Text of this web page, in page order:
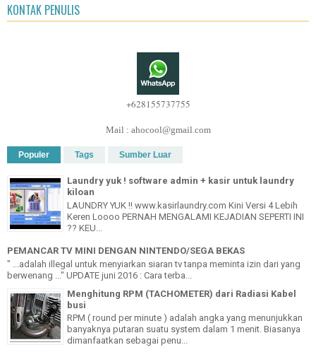
KONTAK PENULIS
+628155737755
Mail : ahocool@gmail.com
Populer Tags Sumber Luar
Laundry yuk ! software admin + kasir untuk laundry
kiloan
LAUNDRY YUK !! www.kasirlaundry.com Kini Versi 4 Lebih
Keren Loooo PERNAH MENGALAMI KEJADIAN SEPERTI INI
?? KEU...
PEMANCAR TV MINI DENGAN NINTENDO/SEGA BEKAS
" ...adalah illegal untuk menyiarkan siaran tv tanpa meminta izin dari yang
berwenang ..." UPDATE juni 2016 : Cara terba...
Menghitung RPM (TACHOMETER) dari Radiasi Kabel
busi
RPM ( round per minute ) adalah angka yang menunjukkan
banyaknya putaran suatu system dalam 1 menit. Biasanya
dimanfaatkan sebagai penu...